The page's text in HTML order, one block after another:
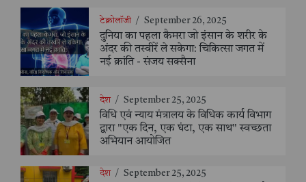
टेक्नोलॉजी / September 26, 2025
दुनिया का पहला कैमरा जो इंसान के शरीर के
अंदर की तस्वीरें ले सकेगा: चिकित्सा जगत में
नई क्रांति - संजय सक्सैना
देश / September 25, 2025
विधि एवं न्याय मंत्रालय के विधिक कार्य विभाग
द्वारा "एक दिन, एक घंटा, एक साथ" स्वच्छता
अभियान आयोजित
देश / September 25, 2025